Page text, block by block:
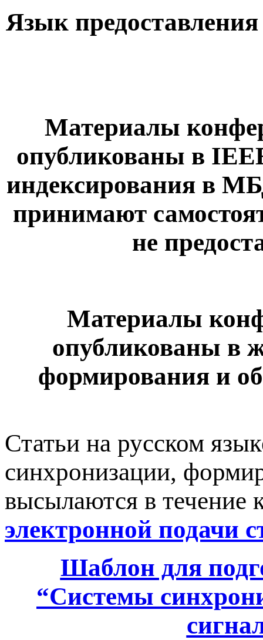
Язык
Материалы
опубликованы в
индексирования в
принимают
не
Материалы
опубликованы в
формирования и
Статьи на русском
синхронизации,
высылаются в течение
электронной подачи
Шаблон для
“Системы